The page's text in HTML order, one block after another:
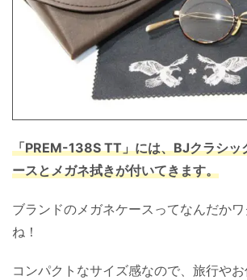
「PREM-138S TT」には、BJクラシッ
ースとメガネ拭きが付いてきます。
ブランドのメガネケースってなんだか
ね！
コンパクトなサイズ感なので、旅行や